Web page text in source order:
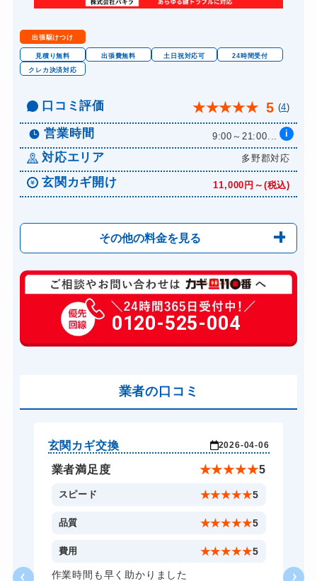
8,800円～(税込)
ドアノブカギ開け
ドアノブカギ作成 8,800円～(税込)
ドアノブカギ交換
出張駆けつけ
見積り無料 出張費無料 土日祝対応可
24時間受付
クレカ決済対応
口コミ評価 ★★★★★ 5 (4)
営業時間 9:00～21:00... i
対応エリア 多野郡対応
玄関カギ開け 11,000円～(税込)
その他の料金を見る
玄関カギ修理 6,600円～(税込)
玄関カギ交換 別途お見積り
車カギ開け 13,200円～(税込)
バイクカギ作成
スーツケースカギ作成 別途お見積り
金庫カギ開け 14,300円～(税込)
金庫カギ修理 別途お見積り
金庫カギ交換 別途お見積り
10,780円～(税込)
0120-525-004
業者の口コミ
玄関カギ交換 2026-04-06
業者満足度 ★★★★★5
スピード ★★★★★5
品質 ★★★★★5
費用 ★★★★★5
作業時間も早く助かりました